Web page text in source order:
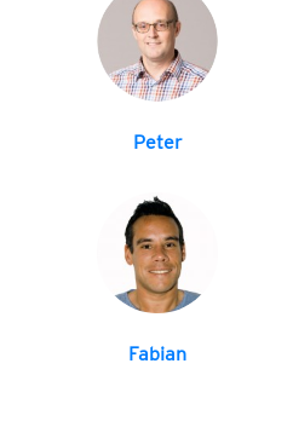
Peter
Fabian